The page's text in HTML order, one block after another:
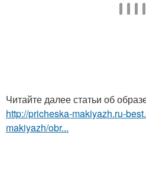
Читайте далее статьи об
http://pricheska-makiyazh.ru-
makiyazh/obr...